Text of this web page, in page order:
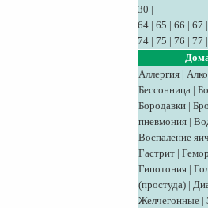
30 |
64 | 65 | 66 | 67 |
74 | 75 | 76 | 77 |
Аллергия |
Бессонница |
Бородавки |
пневмония |
Воспаление
Гастрит |
Гипотония |
(простуда) |
Желчегонные |